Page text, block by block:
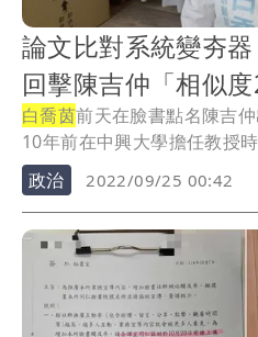
論文比對系統變夯
回擊陳吉仲「相似度
白喬茵前天在臉書點名陳吉
10年前在中興大學擔任教授
報...
政治 2022/09/25 00:42